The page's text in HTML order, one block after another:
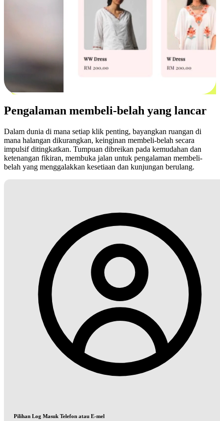
Pengalaman membeli-belah yang lancar
Dalam dunia di mana setiap klik penting, bayangkan ruangan di
mana halangan dikurangkan, keinginan membeli-belah secara
impulsif ditingkatkan. Tumpuan dibreikan pada kemudahan dan
ketenangan fikiran, membuka jalan untuk pengalaman membeli-
belah yang menggalakkan kesetiaan dan kunjungan berulang.
Pilihan Log Masuk Telefon atau E-mel